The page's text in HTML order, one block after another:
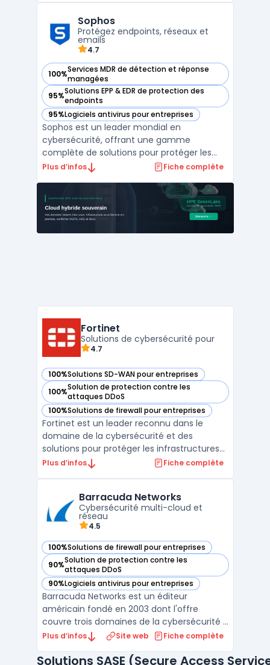
WatchGuard facilite la gestion de la
sécurité grâce à des so ...
Sophos
Protégez endpoints, réseaux et
emails
4.7
100%Services MDR de détection et réponse
managées
— voir Sophos dans cette catégorie
95%Solutions EPP & EDR de protection des
endpoints
— voir Sophos dans cette catégorie
95%Logiciels antivirus pour entreprises
— voir Sophos dans cette catégorie
Sophos est un leader mondial en
cybersécurité, offrant une gamme
complète de solutions pour protéger les
endpoints, les réseaux, les applications
approche intégrée, Sophos combine des
technologies avancées avec une gestion
centralisée pour simplifier la cybers ...
Plus d’infos Fiche complète
Fortinet
Solutions de cybersécurité pour
4.7
100%Solutions SD-WAN pour entreprises
— voir Fortinet dans cette catégorie
100%Solution de protection contre les
attaques DDoS
— voir Fortinet dans cette catégorie
100%Solutions de firewall pour entreprises
— voir Fortinet dans cette catégorie
Fortinet est un leader reconnu dans le
domaine de la cybersécurité et des
solutions pour protéger les infrastructures
numériques des entreprises. Avec son
cloud, et des terminaux, tout en assurant la
conformité et la perfo ...
Plus d’infos Fiche complète
Barracuda Networks
Cybersécurité multi-cloud et
réseau
4.5
100%Solutions de firewall pour entreprises
— voir Barracuda Networks dans cette catégorie
90%Solution de protection contre les
attaques DDoS
— voir Barracuda Networks dans cette catégorie
90%Logiciels antivirus pour entreprises
— voir Barracuda Networks dans cette catégorie
Barracuda Networks est un éditeur
américain fondé en 2003 dont l'offre
couvre trois domaines de la cybersécurité :
email security, protection des applications
données. La plateforme BarracudaONE
Plus d’infos Site web Fiche complète
Solutions SASE (Secure Access